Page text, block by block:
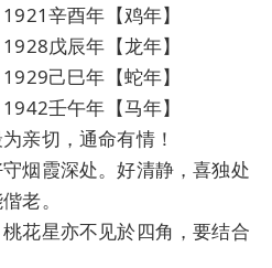
辛酉年【鸡年】
戊辰年【龙年】
己巳年【蛇年】
壬午年【马年】
亲切，通命有情！
烟霞深处。好清静，喜独处
老。
花星亦不见於四角，要结合